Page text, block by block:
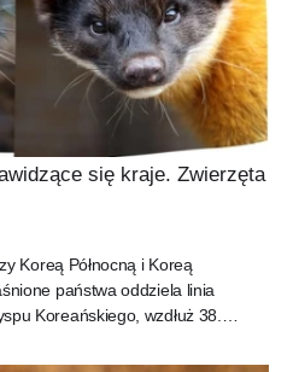
się kraje. Zwierzęta
Koreą Północną i Koreą
państwa oddziela linia
Koreańskiego, wzdłuż 38.